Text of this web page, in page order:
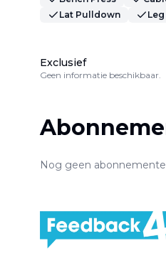
Lat Pulldown
Exclusief
Geen informatie beschikbaar.
Nog geen